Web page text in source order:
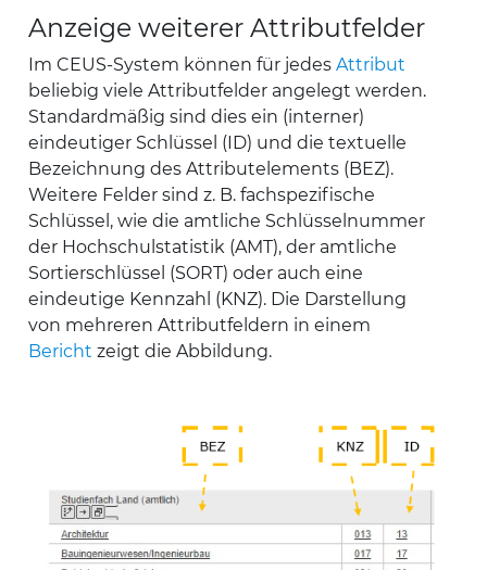
Anzeige weiterer Attributfelder
Im CEUS-System können für jedes Attribut
beliebig viele Attributfelder angelegt werden.
Standardmäßig sind dies ein (interner)
eindeutiger Schlüssel (ID) und die textuelle
Bezeichnung des Attributelements (BEZ).
Weitere Felder sind z. B. fachspezifische
Schlüssel, wie die amtliche Schlüsselnummer
der Hochschulstatistik (AMT), der amtliche
Sortierschlüssel (SORT) oder auch eine
eindeutige Kennzahl (KNZ). Die Darstellung
von mehreren Attributfeldern in einem
Bericht zeigt die Abbildung.